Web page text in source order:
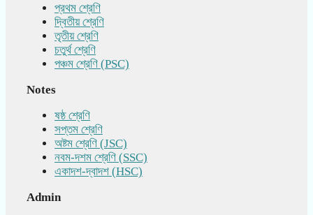
প্রথম শ্রেণি
দ্বিতীয় শ্রেণি
তৃতীয় শ্রেণি
চতুর্থ শ্রেণি
পঞ্চম শ্রেণি (PSC)
Notes
ষষ্ঠ শ্রেণি
সপ্তম শ্রেণি
অষ্টম শ্রেণি (JSC)
নবম-দশম শ্রেণি (SSC)
একাদশ-দ্বাদশ (HSC)
Admin